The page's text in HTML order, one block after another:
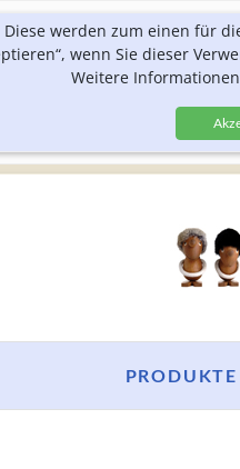
Diese werden zum einen für
wenn Sie dieser
Weitere
PRODUKTE